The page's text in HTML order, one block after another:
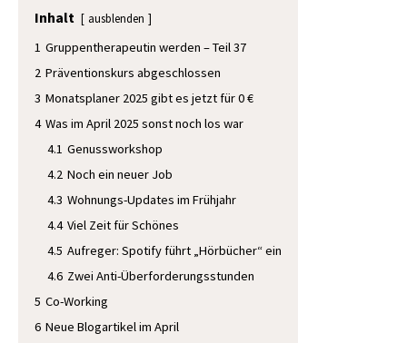
Inhalt ausblenden
1 Gruppentherapeutin werden – Teil 37
2 Präventionskurs abgeschlossen
3 Monatsplaner 2025 gibt es jetzt für 0 €
4 Was im April 2025 sonst noch los war
4.1 Genussworkshop
4.2 Noch ein neuer Job
4.3 Wohnungs-Updates im Frühjahr
4.4 Viel Zeit für Schönes
4.5 Aufreger: Spotify führt „Hörbücher“ ein
4.6 Zwei Anti-Überforderungsstunden
5 Co-Working
6 Neue Blogartikel im April